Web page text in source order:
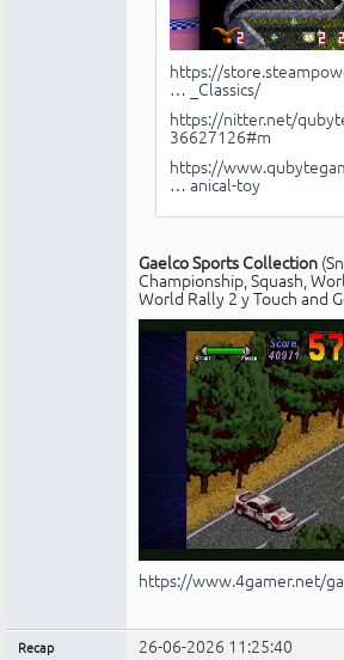
https://
… _Classics/
https://nitter.net/
36627126#m
https://
… anical-toy
Gaelco Sports Collection
Championship, Squash,
World Rally 2 y Touch and
https://www.4gamer.net/
Recap 26-06-2026 11:25:40